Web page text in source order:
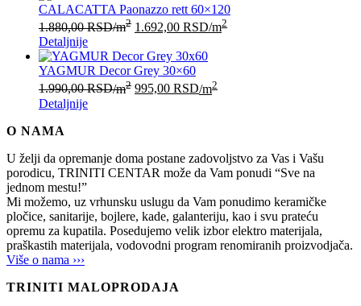
CALACATTA Paonazzo rett 60×120
1.880,00RSD/m2 1.692,00 RSD/m2
Detaljnije
YAGMUR Decor Grey 30×60
1.990,00RSD/m2 995,00 RSD/m2
Detaljnije
O NAMA
U želji da opremanje doma postane zadovoljstvo za Vas i Vašu
porodicu, TRINITI CENTAR može da Vam ponudi “Sve na
jednom mestu!”
Mi možemo, uz vrhunsku uslugu da Vam ponudimo keramičke
pločice, sanitarije, bojlere, kade, galanteriju, kao i svu prateću
opremu za kupatila. Posedujemo velik izbor elektro materijala,
praškastih materijala, vodovodni program renomiranih proizvodjača.
Više o nama ›››
TRINITI MALOPRODAJA